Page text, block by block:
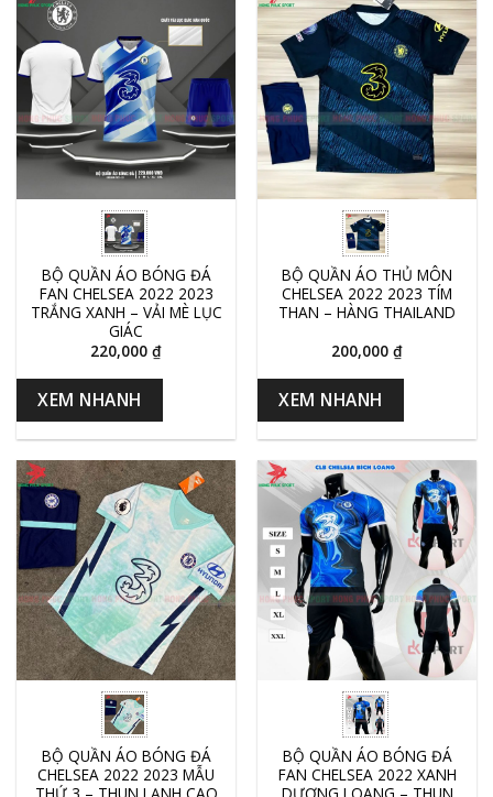
BỘ QUẦN ÁO BÓNG ĐÁ
FAN CHELSEA 2022 2023
TRẮNG XANH – VẢI MÈ LỤC
GIÁC
220,000 ₫
XEM NHANH
BỘ QUẦN ÁO THỦ MÔN
CHELSEA 2022 2023 TÍM
THAN – HÀNG THAILAND
200,000 ₫
XEM NHANH
BỘ QUẦN ÁO BÓNG ĐÁ
CHELSEA 2022 2023 MẪU
BỘ QUẦN ÁO BÓNG ĐÁ
FAN CHELSEA 2022 XANH